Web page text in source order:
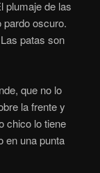
plumaje de las
pardo oscuro.
patas son
que no lo
la frente y
chico lo tiene
en una punta